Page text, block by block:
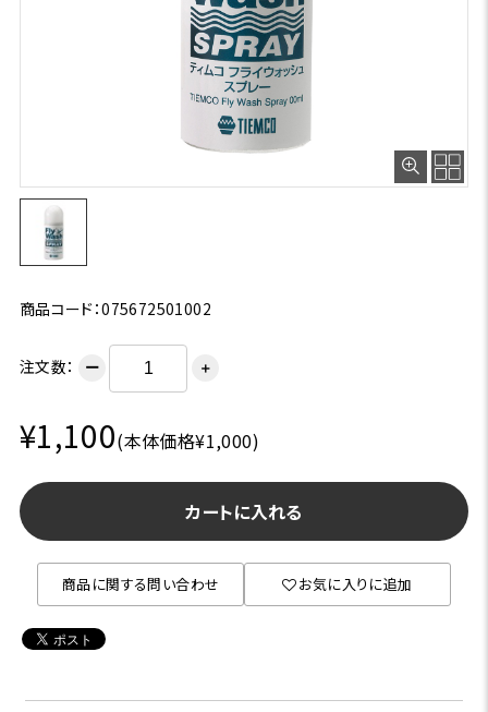
商品コード：075672501002
注文数： ー ＋
¥1,100(本体価格¥1,000)
カートに入れる
商品に関する問い合わせ お気に入りに追加